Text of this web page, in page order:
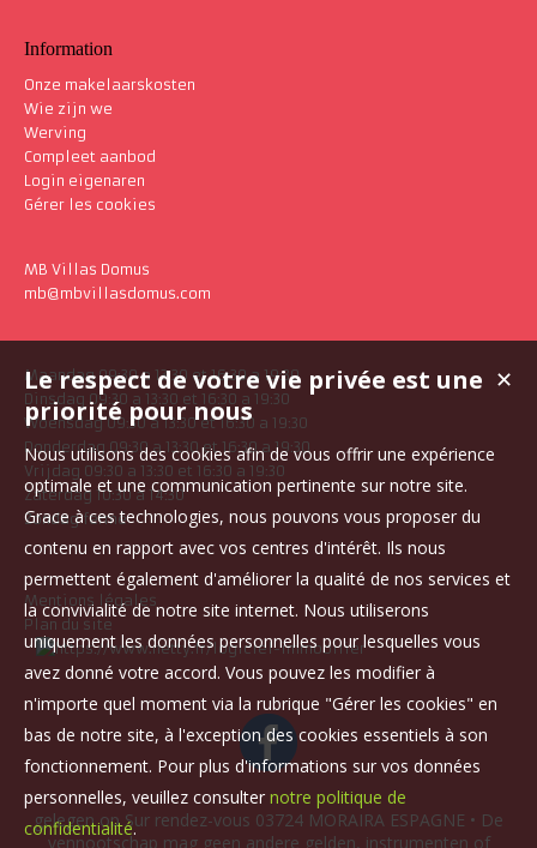
Information
Onze makelaarskosten
Wie zijn we
Werving
Compleet aanbod
Login eigenaren
Gérer les cookies
MB Villas Domus
mb@mbvillasdomus.com
Maandag 09:30 a 13:30 et 16:30 a 19:30
Dinsdag 09:30 a 13:30 et 16:30 a 19:30
Woensdag 09:30 a 13:30 et 16:30 a 19:30
Donderdag 09:30 a 13:30 et 16:30 a 19:30
Vrijdag 09:30 a 13:30 et 16:30 a 19:30
Zaterdag 10:30 a 14:30
Zondag fermé
Mentions légales
Plan du site
gelegen op Sur rendez-vous 03724 MORAIRA ESPAGNE • De
vennootschap mag geen andere gelden, instrumenten of
✕
Le respect de votre vie privée est une
priorité pour nous
Nous utilisons des cookies afin de vous offrir une expérience
optimale et une communication pertinente sur notre site.
Grace à ces technologies, nous pouvons vous proposer du
contenu en rapport avec vos centres d'intérêt. Ils nous
permettent également d'améliorer la qualité de nos services et
la convivialité de notre site internet. Nous utiliserons
uniquement les données personnelles pour lesquelles vous
avez donné votre accord. Vous pouvez les modifier à
n'importe quel moment via la rubrique "Gérer les cookies" en
bas de notre site, à l'exception des cookies essentiels à son
fonctionnement. Pour plus d'informations sur vos données
personnelles, veuillez consulter notre politique de
confidentialité.